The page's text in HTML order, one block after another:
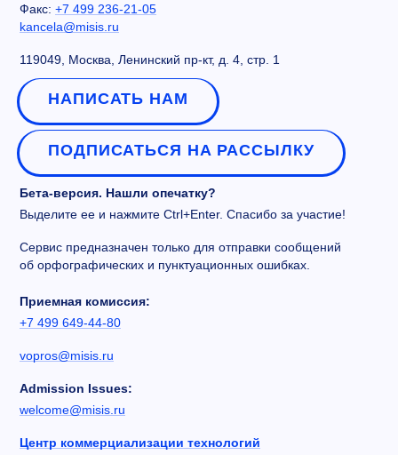
Факс: +7 499 236-21-05
kancela@misis.ru
119049, Москва, Ленинский пр-кт, д. 4, стр. 1
НАПИСАТЬ НАМ
ПОДПИСАТЬСЯ НА РАССЫЛКУ
Бета-версия. Нашли опечатку?
Выделите ее и нажмите Ctrl+Enter. Спасибо за участие!
Сервис предназначен только для отправки сообщений
об орфографических и пунктуационных ошибках.
Приемная комиссия:
+7 499 649-44-80
vopros@misis.ru
Admission Issues:
welcome@misis.ru
Центр коммерциализации технологий